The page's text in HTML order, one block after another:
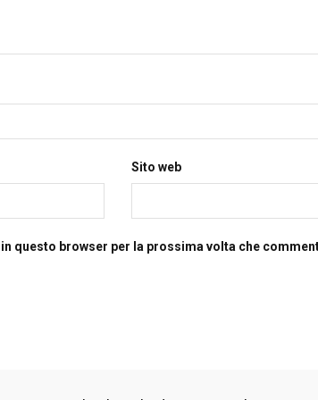
Sito web
questo browser per la prossima volta che